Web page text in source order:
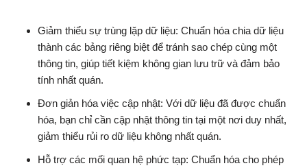
Giảm thiểu sự trùng lặp dữ liệu: Chuẩn hóa chia dữ liệu
thành các bảng riêng biệt để tránh sao chép cùng một
thông tin, giúp tiết kiệm không gian lưu trữ và đảm bảo
tính nhất quán.
Đơn giản hóa việc cập nhật: Với dữ liệu đã được chuẩn
hóa, bạn chỉ cần cập nhật thông tin tại một nơi duy nhất,
giảm thiểu rủi ro dữ liệu không nhất quán.
Hỗ trợ các mối quan hệ phức tạp: Chuẩn hóa cho phép